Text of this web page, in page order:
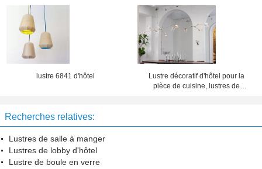
chaudes de bougie
200V de lampes éclairage de
plafond
lustre 6841 d'hôtel
Lustre décoratif d'hôtel pour la
pièce de cuisine, lustres de
Recherches relatives:
Lustres de salle à manger
Lustres de lobby d'hôtel
Lustre de boule en verre